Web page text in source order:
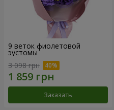
9 веток фиолетовой
эустомы
3 098 грн
Заказать